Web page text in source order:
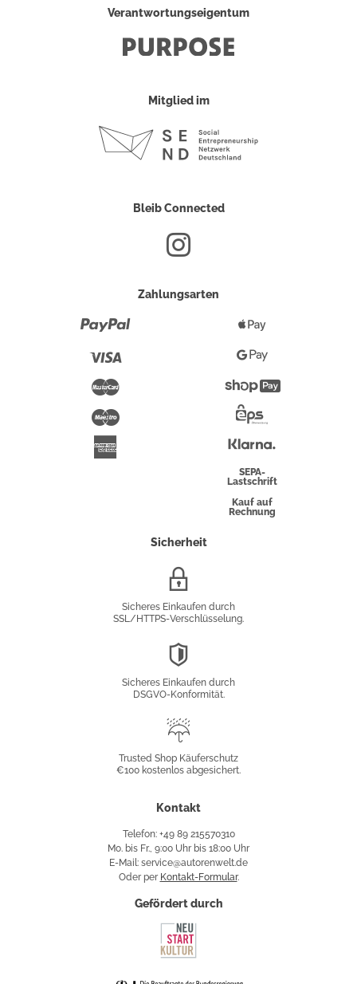
Verantwortungseigentum
Mitglied im
Bleib Connected
Zahlungsarten
Maestro
Pay
Google
Pay
Überweisung
SEPA-
Lastschrift
Kauf auf
Rechnung
Sicherheit
Sicheres Einkaufen durch
SSL/HTTPS-Verschlüsselung.
Sicheres Einkaufen durch
DSGVO-Konformität.
Käuferschutz
Trusted Shop Käuferschutz
€100 kostenlos abgesichert.
Kontakt
Telefon: +49 89 215570310
Mo. bis Fr., 9:00 Uhr bis 18:00 Uhr
E-Mail: service@autorenwelt.de
Oder per Kontakt-Formular.
Gefördert durch